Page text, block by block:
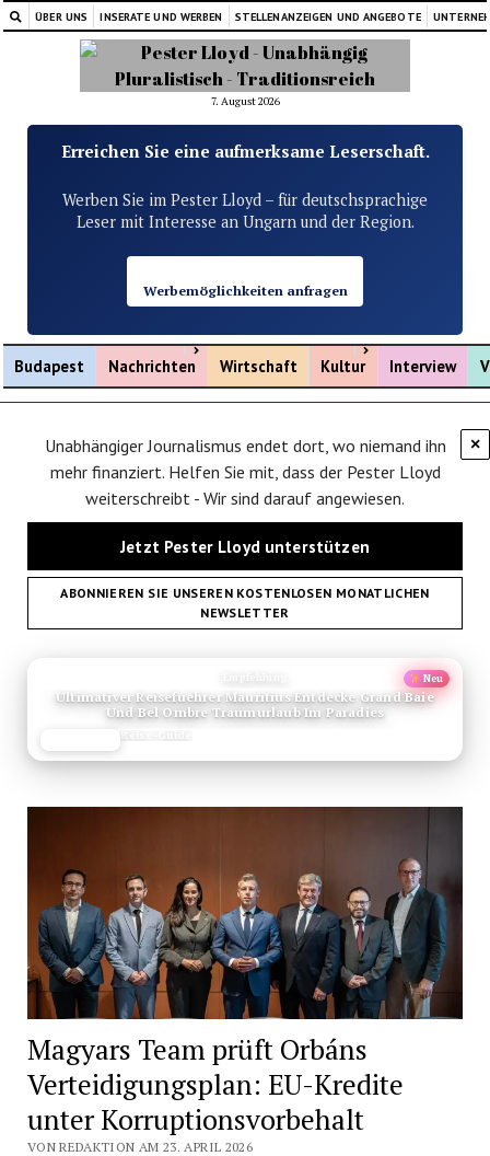
ÜBER UNS INSERATE UND WERBEN STELLENANZEIGEN UND ANGEBOTE
7. August 2026
Erreichen Sie eine aufmerksame Leserschaft.
Werben Sie im Pester Lloyd – für deutschsprachige
Leser mit Interesse an Ungarn und der Region.
Werbemöglichkeiten anfragen
Budapest Nachrichten
Menü öffnen
Wirtschaft Kultur
Menü öffnen
Interview
×
Unabhängiger Journalismus endet dort, wo niemand ihn
mehr finanziert. Helfen Sie mit, dass der Pester Lloyd
weiterschreibt - Wir sind darauf angewiesen.
Jetzt Pester Lloyd unterstützen
ABONNIEREN SIE UNSEREN KOSTENLOSEN MONATLICHEN
NEWSLETTER
Neu
Ultimativer Reisefuehrer Mauritius Entdecke Grand Baie
Und Bel Ombre Traumurlaub Im Paradies
Reise-Guide
Magyars Team prüft Orbáns
Verteidigungsplan: EU-Kredite
unter Korruptionsvorbehalt
VON REDAKTION AM 23. APRIL 2026